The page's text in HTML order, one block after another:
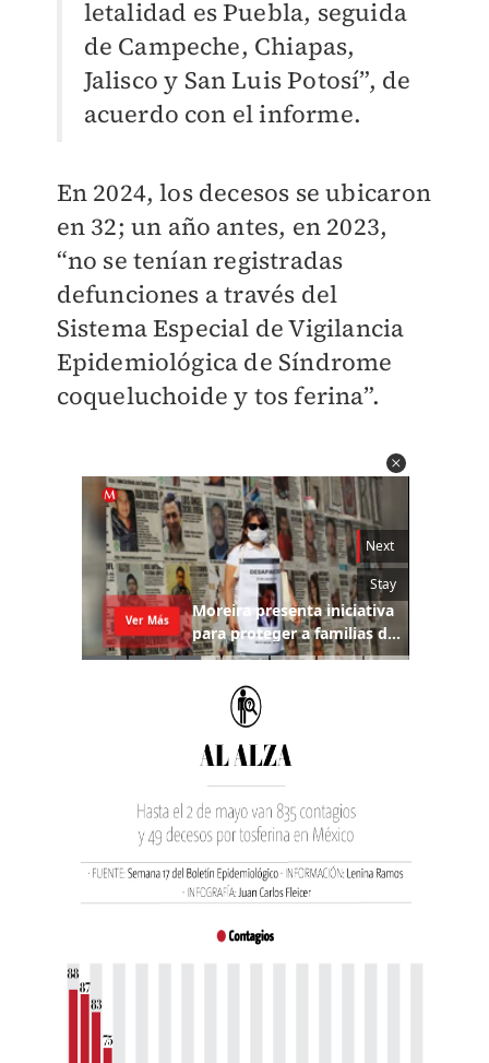
letalidad es Puebla, seguida
de Campeche, Chiapas,
Jalisco y San Luis Potosí”, de
acuerdo con el informe.
En 2024, los decesos se ubicaron
en 32; un año antes, en 2023,
“no se tenían registradas
defunciones a través del
Sistema Especial de Vigilancia
Epidemiológica de Síndrome
coqueluchoide y tos ferina”.